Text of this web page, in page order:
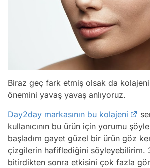
Biraz geç fark etmiş olsak da
önemini yavaş yavaş anlıyoruz.
Day2day markasının bu kolajeni
kullanıcının bu ürün için yorumu
başladım gayet güzel bir ürün göz
çizgilerin hafiflediğini söyleyebilirim.
bitirdikten sonra etkisini çok fazla